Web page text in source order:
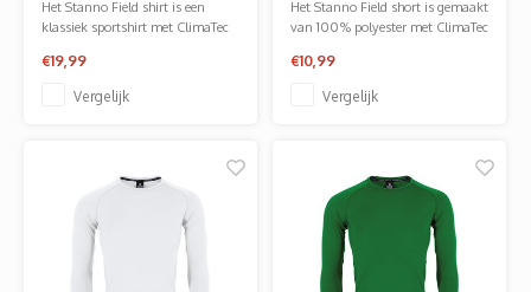
Het Stanno Field shirt is een
klassiek sportshirt met ClimaTec
€19,99
Vergelijk
Het Stanno Field short is gemaakt
van 100% polyester met ClimaTec
€10,99
Vergelijk